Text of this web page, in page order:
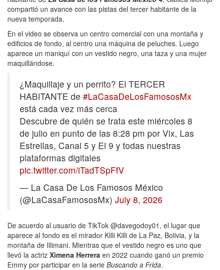
compartió un avance con las pistas del tercer habitante de la
nueva temporada.
En el video se observa un centro comercial con una montaña y
edificios de fondo, al centro una máquina de peluches. Luego
aparece un maniquí con un vestido negro, una taza y una mujer
maquillándose.
¿Maquillaje y un perrito? El TERCER
HABITANTE de #LaCasaDeLosFamososMx
está cada vez más cerca
Descubre de quién se trata este miércoles 8
de julio en punto de las 8:28 pm por Vix, Las
Estrellas, Canal 5 y El 9 y todas nuestras
plataformas digitales
pic.twitter.com/iTadTSpFfV
— La Casa De Los Famosos México
(@LaCasaFamososMx) July 8, 2026
De acuerdo al usuario de TikTok @davegodoy01, el lugar que
aparece al fondo es el mirador Killi Killi de La Paz, Bolivia, y la
montaña de Illimani. Mientras que el vestido negro es uno que
llevó la actriz Ximena Herrera en 2022 cuando ganó un premio
Emmy por participar en la serie Buscando a Frida.